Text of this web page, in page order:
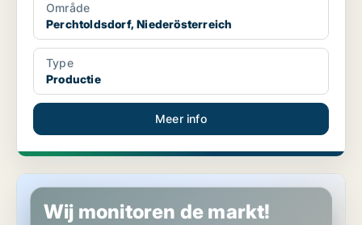
Område
Perchtoldsdorf, Niederösterreich
Type
Productie
Meer info
Productie in Wenen Brigittenau, Wenen
Wij monitoren de markt!